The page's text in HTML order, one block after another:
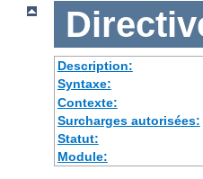
Description:
Syntaxe:
Contexte:
Surcharges autorisées:
Statut:
Module: